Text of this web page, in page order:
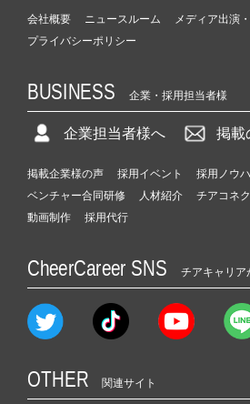
会社概要 ニュースルーム
メディア出演
プライバシーポリシー
BUSINESS 企業・採用担当者様
企業担当者様へ 掲載
掲載企業様の声 採用イベント 採用ノウ
ベンチャー合同研修
人材紹介 チアコネ
動画制作
採用代行
CheerCareer SNS チアキャリア
OTHER 関連サイト